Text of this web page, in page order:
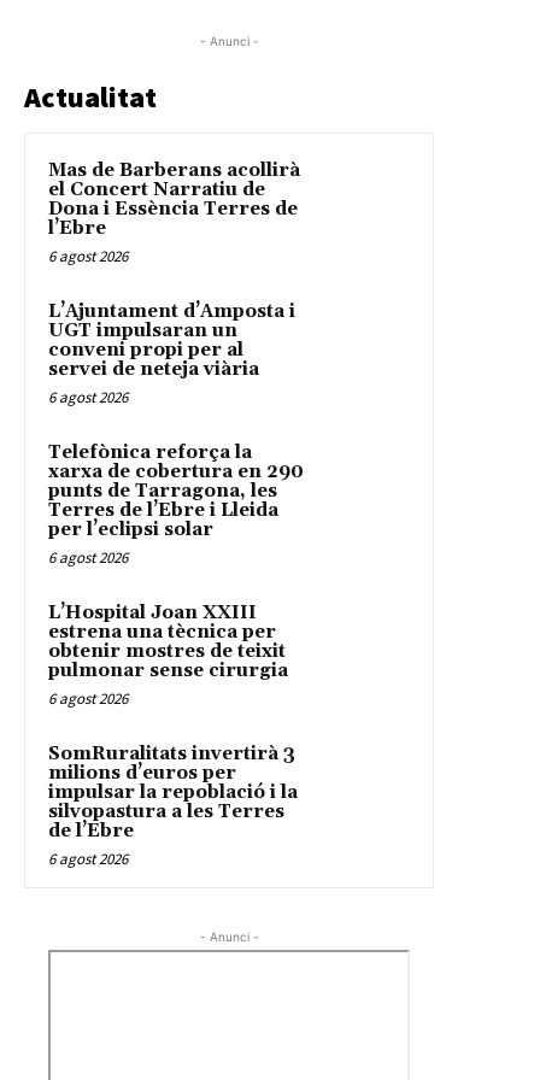
- Anunci -
Actualitat
Mas de Barberans acollirà
el Concert Narratiu de
Dona i Essència Terres de
l’Ebre
6 agost 2026
L’Ajuntament d’Amposta i
UGT impulsaran un
conveni propi per al
servei de neteja viària
6 agost 2026
Telefònica reforça la
xarxa de cobertura en 290
punts de Tarragona, les
Terres de l’Ebre i Lleida
per l’eclipsi solar
6 agost 2026
L’Hospital Joan XXIII
estrena una tècnica per
obtenir mostres de teixit
pulmonar sense cirurgia
6 agost 2026
SomRuralitats invertirà 3
milions d’euros per
impulsar la repoblació i la
silvopastura a les Terres
de l’Ebre
6 agost 2026
- Anunci -